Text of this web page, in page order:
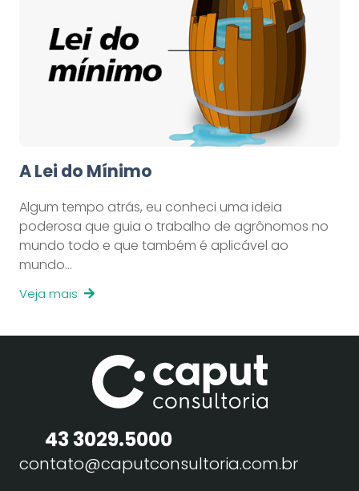
A Lei do Mínimo
Algum tempo atrás, eu conheci uma ideia
poderosa que guia o trabalho de agrônomos no
mundo todo e que também é aplicável ao
mundo…
Veja mais
43 3029.5000
contato@caputconsultoria.com.br